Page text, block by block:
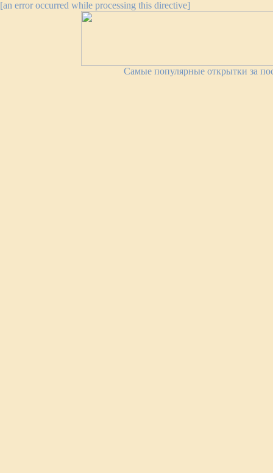
[an error occurred while processing this directive]
Самые популярные открытки за